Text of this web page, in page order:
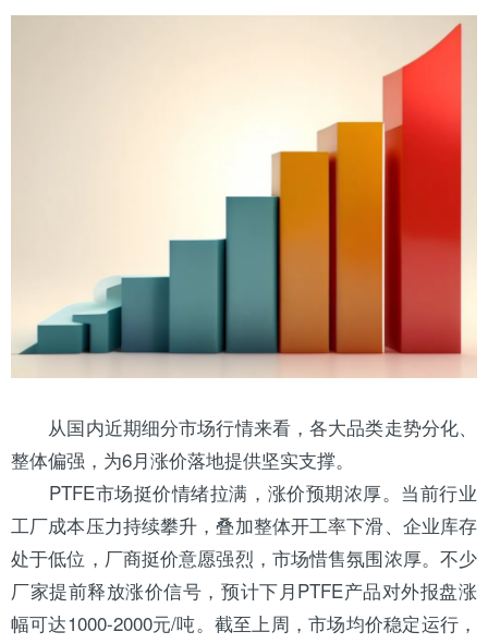
从国内近期细分市场行情来看，各大品类走势分化、
整体偏强，为6月涨价落地提供坚实支撑。
PTFE市场挺价情绪拉满，涨价预期浓厚。当前行业
工厂成本压力持续攀升，叠加整体开工率下滑、企业库存
处于低位，厂商挺价意愿强烈，市场惜售氛围浓厚。不少
厂家提前释放涨价信号，预计下月PTFE产品对外报盘涨
幅可达1000-2000元/吨。截至上周，市场均价稳定运行，